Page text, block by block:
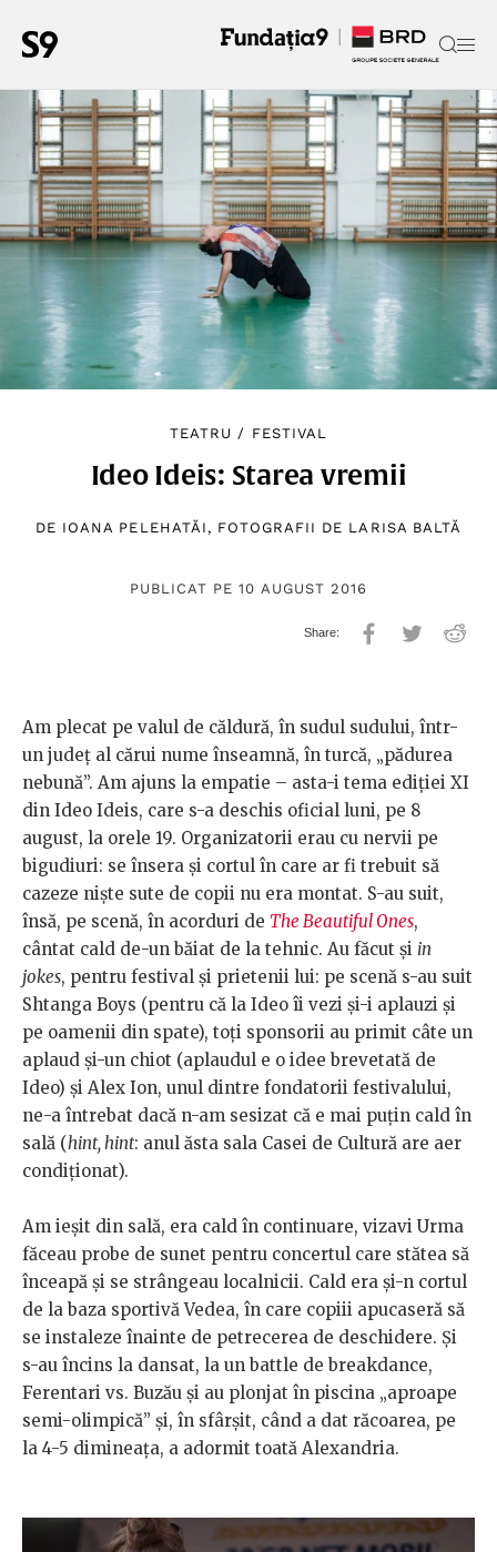
TEATRU / FESTIVAL
Ideo Ideis: Starea vremii
DE IOANA PELEHATĂI , FOTOGRAFII DE LARISA BALTĂ
PUBLICAT PE 10 AUGUST 2016
Am plecat pe valul de căldură, în sudul sudului, într-
un județ al cărui nume înseamnă, în turcă, „pădurea
nebună”. Am ajuns la empatie – asta-i tema ediției XI
din Ideo Ideis, care s-a deschis oficial luni, pe 8
august, la orele 19. Organizatorii erau cu nervii pe
bigudiuri: se însera și cortul în care ar fi trebuit să
cazeze niște sute de copii nu era montat. S-au suit,
însă, pe scenă, în acorduri de The Beautiful Ones,
cântat cald de-un băiat de la tehnic. Au făcut și in
jokes, pentru festival și prietenii lui: pe scenă s-au suit
Shtanga Boys (pentru că la Ideo îi vezi și-i aplauzi și
pe oamenii din spate), toți sponsorii au primit câte un
aplaud și-un chiot (aplaudul e o idee brevetată de
Ideo) și Alex Ion, unul dintre fondatorii festivalului,
ne-a întrebat dacă n-am sesizat că e mai puțin cald în
sală (hint, hint: anul ăsta sala Casei de Cultură are aer
condiționat).
Am ieșit din sală, era cald în continuare, vizavi Urma
făceau probe de sunet pentru concertul care stătea să
înceapă și se strângeau localnicii. Cald era și-n cortul
de la baza sportivă Vedea, în care copiii apucaseră să
se instaleze înainte de petrecerea de deschidere. Și
s-au încins la dansat, la un battle de breakdance,
Ferentari vs. Buzău și au plonjat în piscina „aproape
semi-olimpică” și, în sfârșit, când a dat răcoarea, pe
la 4-5 dimineața, a adormit toată Alexandria.